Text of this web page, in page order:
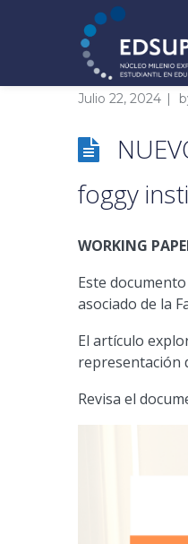
Julio 22, 2024
foggy
WORKING
Este
asociado de la
El artículo
representación
Revisa el